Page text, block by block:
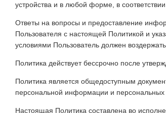
устройства и в любой форме, в
Ответы на вопросы и предоставление
Пользователя с настоящей Политикой и
условиями Пользователь должен
Политика действует бессрочно после
Политика является общедоступным
персональной информации и
Настоящая Политика составлена во